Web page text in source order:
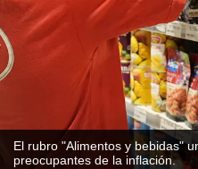
El rubro "Alimentos y bebidas"
preocupantes de la inflación.